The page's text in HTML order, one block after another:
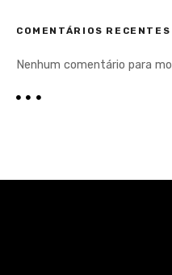
COMENTÁRIOS RECENTES
Nenhum comentário para